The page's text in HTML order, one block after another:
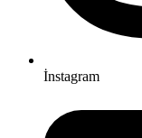
İnstagram